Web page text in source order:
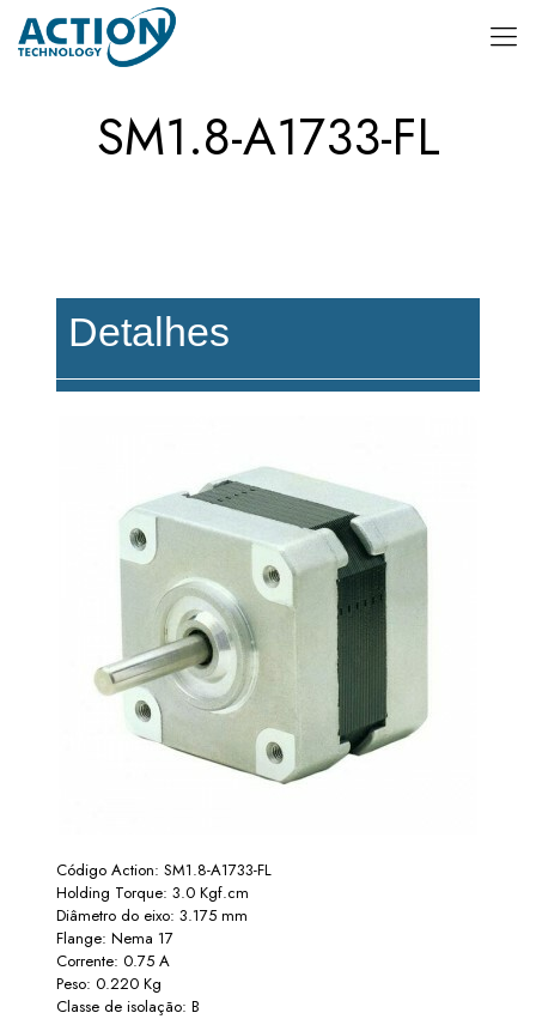
SM1.8-A1733-FL
Detalhes
Código Action: SM1.8-A1733-FL
Holding Torque: 3.0 Kgf.cm
Diâmetro do eixo: 3.175 mm
Flange: Nema 17
Corrente: 0.75 A
Peso: 0.220 Kg
Classe de isolação: B